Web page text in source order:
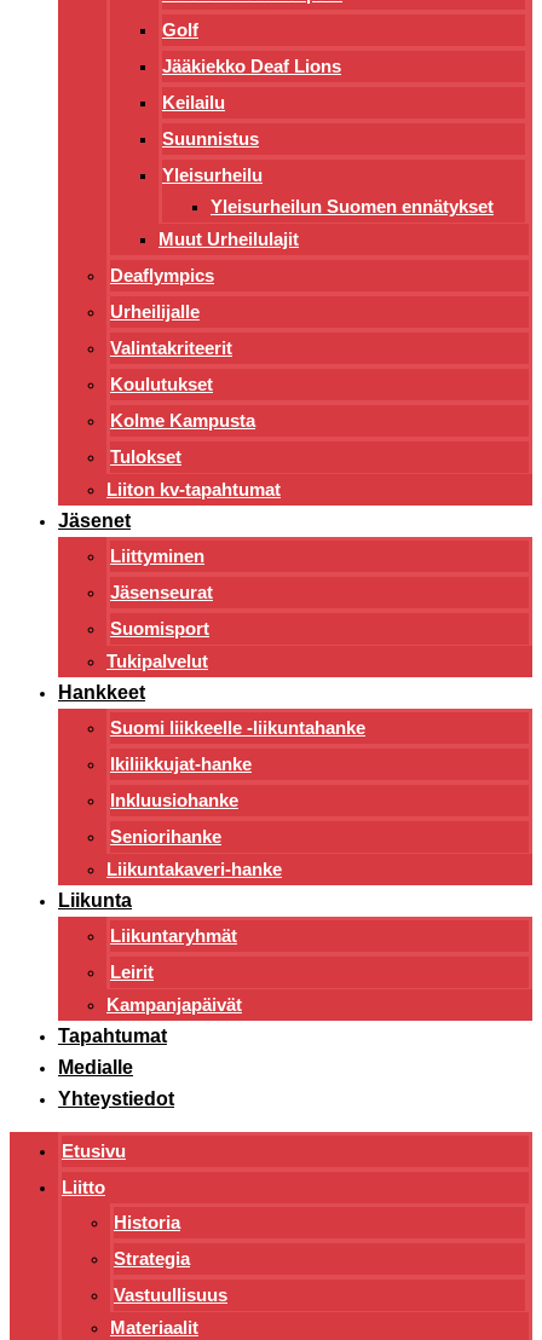
Golf
Jääkiekko Deaf Lions
Keilailu
Suunnistus
Yleisurheilu
Yleisurheilun Suomen ennätykset
Muut Urheilulajit
Deaflympics
Urheilijalle
Valintakriteerit
Koulutukset
Kolme Kampusta
Tulokset
Liiton kv-tapahtumat
Jäsenet
Liittyminen
Jäsenseurat
Suomisport
Tukipalvelut
Hankkeet
Suomi liikkeelle -liikuntahanke
Ikiliikkujat-hanke
Inkluusiohanke
Seniorihanke
Liikuntakaveri-hanke
Liikunta
Liikuntaryhmät
Leirit
Kampanjapäivät
Tapahtumat
Medialle
Yhteystiedot
Etusivu
Liitto
Historia
Strategia
Vastuullisuus
Materiaalit